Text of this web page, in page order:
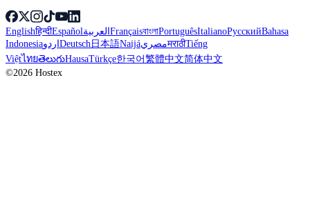
Englishहिन्दीEspañolالعربيةFrançaisবাংলাPortuguêsItalianoРусскийBahasa
IndonesiaاردوDeutsch日本語NaijáمصريमराठीTiếng
ViệtไทยతెలుగుHausaTürkçe한국어繁體中文简体中文
©2026 Hostex